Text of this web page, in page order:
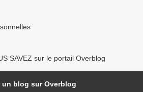
SAVEZ sur le portail Overblog
un blog sur Overblog